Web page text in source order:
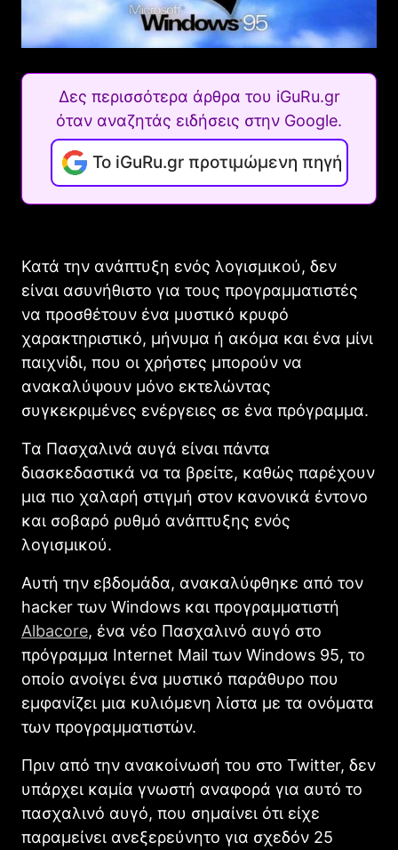
Δες περισσότερα άρθρα του iGuRu.gr
όταν αναζητάς ειδήσεις στην Google.
Το iGuRu.gr προτιμώμενη πηγή
Κατά την ανάπτυξη ενός λογισμικού, δεν
είναι ασυνήθιστο για τους προγραμματιστές
να προσθέτουν ένα μυστικό κρυφό
χαρακτηριστικό, μήνυμα ή ακόμα και ένα μίνι
παιχνίδι, που οι χρήστες μπορούν να
ανακαλύψουν μόνο εκτελώντας
συγκεκριμένες ενέργειες σε ένα πρόγραμμα.
Τα Πασχαλινά αυγά είναι πάντα
διασκεδαστικά να τα βρείτε, καθώς παρέχουν
μια πιο χαλαρή στιγμή στον κανονικά έντονο
και σοβαρό ρυθμό ανάπτυξης ενός
λογισμικού.
Αυτή την εβδομάδα, ανακαλύφθηκε από τον
hacker των Windows και προγραμματιστή
Albacore, ένα νέο Πασχαλινό αυγό στο
πρόγραμμα Internet Mail των Windows 95, το
οποίο ανοίγει ένα μυστικό παράθυρο που
εμφανίζει μια κυλιόμενη λίστα με τα ονόματα
των προγραμματιστών.
Πριν από την ανακοίνωσή του στο Twitter, δεν
υπάρχει καμία γνωστή αναφορά για αυτό το
πασχαλινό αυγό, που σημαίνει ότι είχε
παραμείνει ανεξερεύνητο για σχεδόν 25